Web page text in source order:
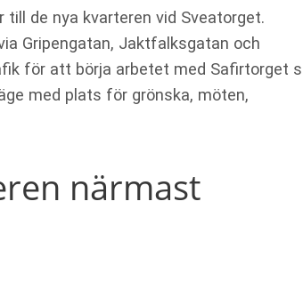
de nya kvarteren vid Sveatorget.
Gripengatan, Jaktfalksgatan och
för att börja arbetet med Safirtorget
med plats för grönska, möten,
närmast